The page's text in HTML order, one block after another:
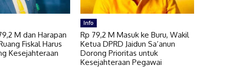
M dan Harapan
Fiskal Harus
Kesejahteraan
Info
Rp 79,2 M Masuk ke Buru, Wakil
Ketua DPRD Jaidun Sa’anun
Dorong Prioritas untuk
Kesejahteraan Pegawai